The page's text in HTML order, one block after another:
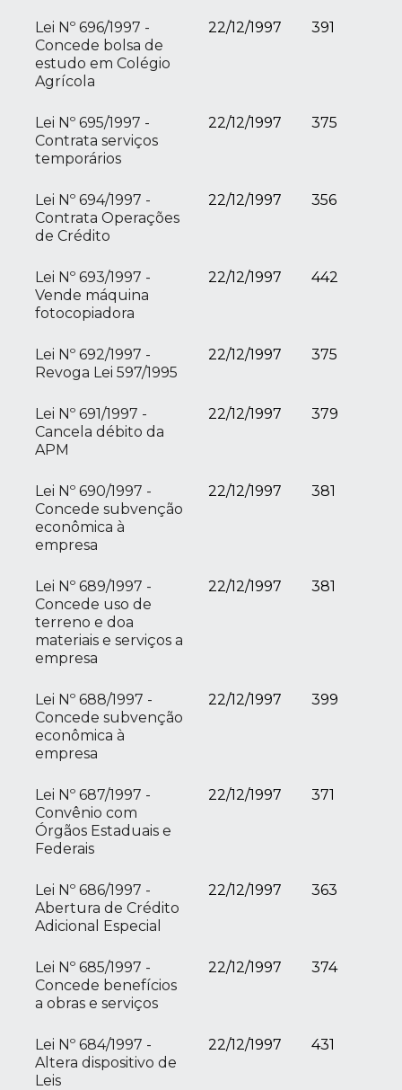
Lei Nº 696/1997 -
Concede bolsa de
estudo em Colégio
Agrícola
22/12/1997 391
Lei Nº 695/1997 -
Contrata serviços
temporários
22/12/1997 375
Lei Nº 694/1997 -
Contrata Operações
de Crédito
22/12/1997 356
Lei Nº 693/1997 -
Vende máquina
fotocopiadora
22/12/1997 442
Lei Nº 692/1997 -
Revoga Lei 597/1995
22/12/1997 375
Lei Nº 691/1997 -
Cancela débito da
APM
22/12/1997 379
Lei Nº 690/1997 -
Concede subvenção
econômica à
empresa
22/12/1997 381
Lei Nº 689/1997 -
Concede uso de
terreno e doa
materiais e serviços a
empresa
22/12/1997 381
Lei Nº 688/1997 -
Concede subvenção
econômica à
empresa
22/12/1997 399
Lei Nº 687/1997 -
Convênio com
Órgãos Estaduais e
Federais
22/12/1997 371
Lei Nº 686/1997 -
Abertura de Crédito
Adicional Especial
22/12/1997 363
Lei Nº 685/1997 -
Concede benefícios
a obras e serviços
22/12/1997 374
Lei Nº 684/1997 -
Altera dispositivo de
Leis
22/12/1997 431